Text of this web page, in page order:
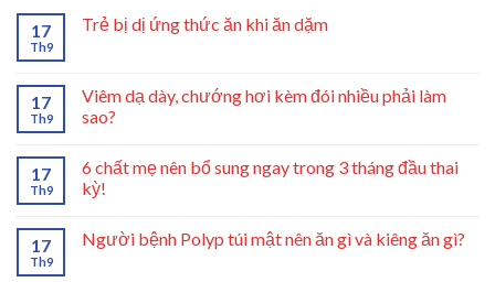
17
Th9
Trẻ bị dị ứng thức ăn khi ăn dặm
17
Th9
Viêm dạ dày, chướng hơi kèm đói nhiều phải làm
sao?
17
Th9
6 chất mẹ nên bổ sung ngay trong 3 tháng đầu thai
kỳ!
17
Th9
Người bệnh Polyp túi mật nên ăn gì và kiêng ăn gì?